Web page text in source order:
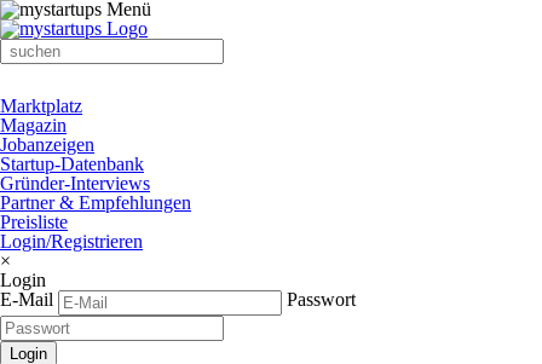
Marktplatz
Magazin
Jobanzeigen
Startup-Datenbank
Gründer-Interviews
Partner & Empfehlungen
Preisliste
Login/Registrieren
×
Login
E-Mail
Passwort